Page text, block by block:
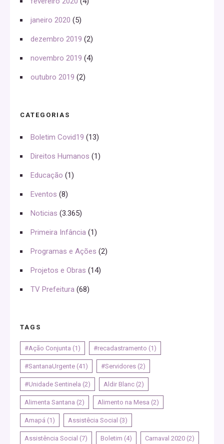
janeiro 2020 (5)
dezembro 2019 (2)
novembro 2019 (4)
outubro 2019 (2)
CATEGORIAS
Boletim Covid19 (13)
Direitos Humanos (1)
Educação (1)
Eventos (8)
Noticias (3.365)
Primeira Infância (1)
Programas e Ações (2)
Projetos e Obras (14)
TV Prefeitura (68)
TAGS
#Ação Conjunta (1) #recadastramento (1)
#SantanaUrgente (41) #Servidores (2)
#Unidade Sentinela (2) Aldir Blanc (2)
Alimenta Santana (2) Alimento na Mesa (2)
Amapá (1) Assistêcia Social (3)
Assistência Social (7) Boletim (4) Carnaval 2020 (2)